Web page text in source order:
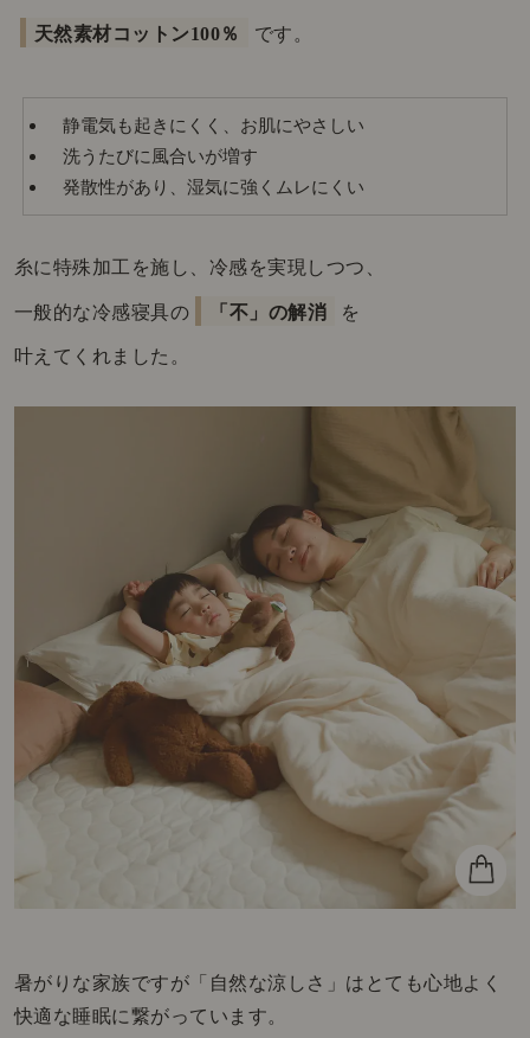
天然素材コットン100％ です。
静電気も起きにくく、お肌にやさしい
洗うたびに風合いが増す
発散性があり、湿気に強くムレにくい
糸に特殊加工を施し、冷感を実現しつつ、
一般的な冷感寝具の 「不」の解消 を
叶えてくれました。
暑がりな家族ですが「自然な涼しさ」はとても心地よく
快適な睡眠に繋がっています。